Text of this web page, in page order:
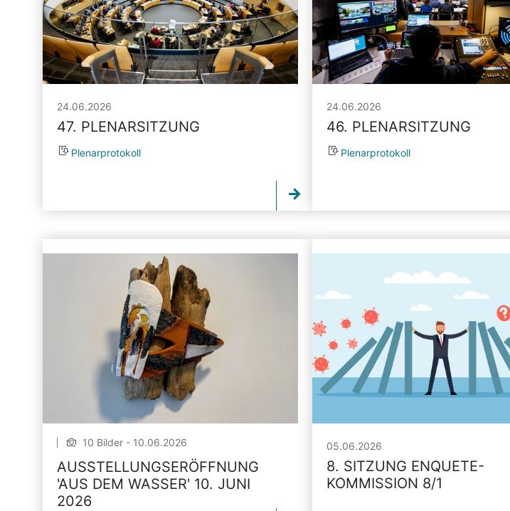
24.06.2026
47. PLENARSITZUNG
Plenarprotokoll
24.06.2026
46. PLENARSITZUNG
Plenarprotokoll
10 Bilder - 10.06.2026
AUSSTELLUNGSERÖFFNUNG
'AUS DEM WASSER' 10. JUNI
2026
05.06.2026
8. SITZUNG ENQUETE-
KOMMISSION 8/1